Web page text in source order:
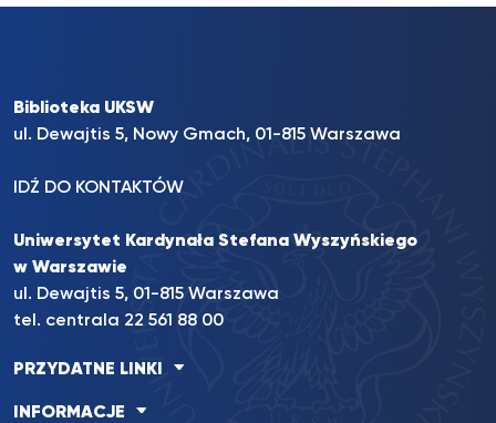
Biblioteka UKSW
ul. Dewajtis 5, Nowy Gmach, 01-815 Warszawa
IDŹ DO KONTAKTÓW
Uniwersytet Kardynała Stefana Wyszyńskiego
w Warszawie
ul. Dewajtis 5, 01-815 Warszawa
tel. centrala 22 561 88 00
PRZYDATNE LINKI
INFORMACJE